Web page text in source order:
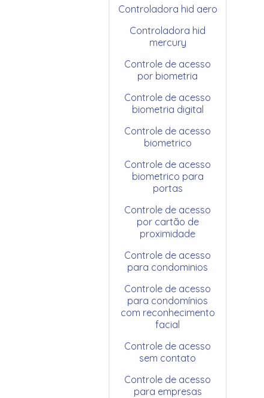
Controladora hid aero
Controladora hid
mercury
Controle de acesso
por biometria
Controle de acesso
biometria digital
Controle de acesso
biometrico
Controle de acesso
biometrico para
portas
Controle de acesso
por cartão de
proximidade
Controle de acesso
para condominios
Controle de acesso
para condomínios
com reconhecimento
facial
Controle de acesso
sem contato
Controle de acesso
para empresas